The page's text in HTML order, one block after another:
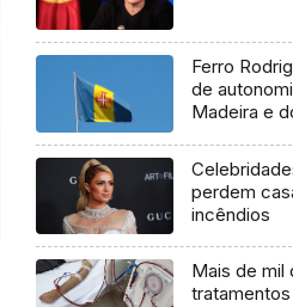
Ferro
de
Madeira e
perdem
incêndios
Mais de mil